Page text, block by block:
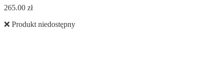
265.00 zł
❌ Produkt niedostępny